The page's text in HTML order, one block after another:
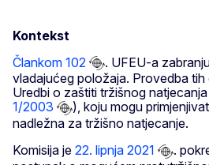
Kontekst
Člankom 102
. UFEU-a
vladajućeg položaja. Provedba tih
Uredbi o zaštiti tržišnog
1/2003
), koju mogu
nadležna za tržišno natjecanje.
Komisija je 22. lipnja 2021
.